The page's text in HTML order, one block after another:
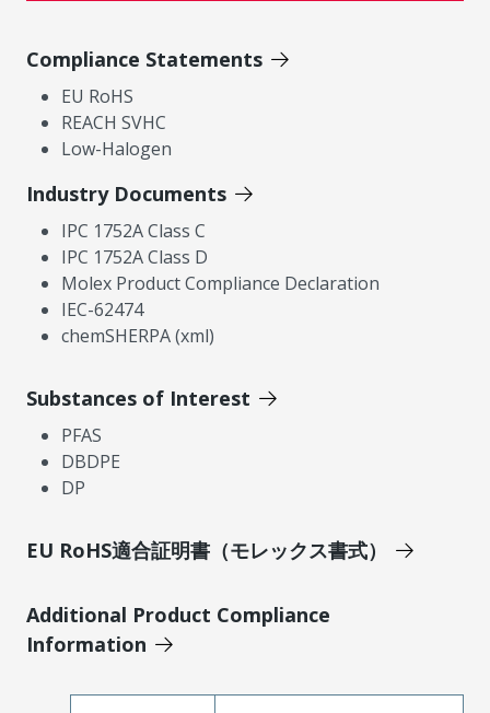
Compliance Statements
EU RoHS
REACH SVHC
Low-Halogen
Industry Documents
IPC 1752A Class C
IPC 1752A Class D
Molex Product Compliance Declaration
IEC-62474
chemSHERPA (xml)
Substances of Interest
PFAS
DBDPE
DP
EU RoHS適合証明書（モレックス書式）
Additional Product Compliance
Information